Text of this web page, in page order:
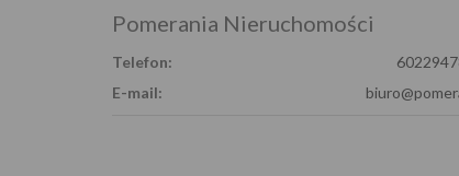
Pomerania Nieruchomości
Telefon:
E-mail: